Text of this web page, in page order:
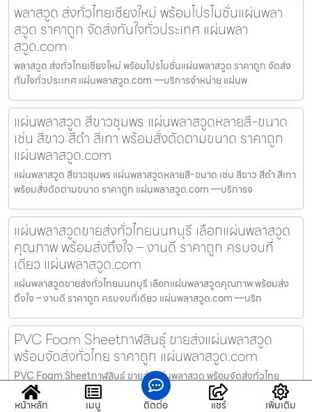
พลาสวูด ส่งทั่วไทยเชียงใหม่ พร้อมโปรโมชั่นแผ่นพลา
สวูด ราคาถูก จัดส่งทันใจทั่วประเทศ แผ่นพลา
สวูด.com
พลาสวูด ส่งทั่วไทยเชียงใหม่ พร้อมโปรโมชั่นแผ่นพลาสวูด ราคาถูก จัดส่ง
ทันใจทั่วประเทศ แผ่นพลาสวูด.com —บริการจำหน่าย แผ่นพ
แผ่นพลาสวูด สีขาวชุมพร แผ่นพลาสวูดหลายสี-ขนาด
เช่น สีขาว สีดำ สีเทา พร้อมสั่งตัดตามขนาด ราคาถูก
แผ่นพลาสวูด.com
แผ่นพลาสวูด สีขาวชุมพร แผ่นพลาสวูดหลายสี-ขนาด เช่น สีขาว สีดำ สีเทา
พร้อมสั่งตัดตามขนาด ราคาถูก แผ่นพลาสวูด.com —บริการจ
แผ่นพลาสวูดขายส่งทั่วไทยนนทบุรี เลือกแผ่นพลาสวูด
คุณภาพ พร้อมส่งถึงใจ – งานดี ราคาถูก ครบจบที่
เดียว แผ่นพลาสวูด.com
แผ่นพลาสวูดขายส่งทั่วไทยนนทบุรี เลือกแผ่นพลาสวูดคุณภาพ พร้อมส่ง
ถึงใจ – งานดี ราคาถูก ครบจบที่เดียว แผ่นพลาสวูด.com —บริก
PVC Foam Sheetกาฬสินธุ์ ขายส่งแผ่นพลาสวูด
พร้อมจัดส่งทั่วไทย ราคาถูก แผ่นพลาสวูด.com
PVC Foam Sheetกาฬสินธุ์ ขายส่งแผ่นพลาสวูด พร้อมจัดส่งทั่วไทย
ราคาถูก แผ่นพลาสวูด.com —บริการจำหน่าย แผ่นพลาสวูด, ส่งทั่ว
หน้าหลัก
เมนู ติดต่อ แชร์ เพิ่มเติม